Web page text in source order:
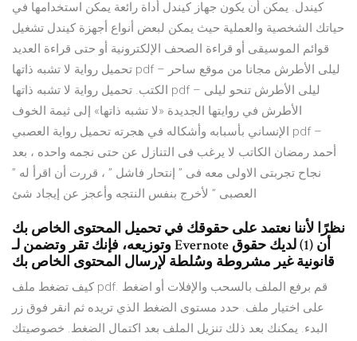
كيندل. يمكن أن يكون جهاز كيندل أداة رائعة يمكن استخدامها في
حياتك الشخصية والعملية حيث يمكن لبعض أنواع أجهزة كيندل تشغيل
قوائم الموسيقى أو قراءة الصحف الإلكترونية أو حتى قراءة العديد
تحميل رواية لا تشبه ذاتها pdf – ليلى الأطرش مجانا من موقع ساحر
الكتب. تحميل رواية لا تشبه ذاتها pdf – ليلى الأطرش تنحو ليلى
الأطرش في روايتها الجديدة «لا تشبه ذاتها» إلى ثيمة الخوف
الإنساني بأسبابه وأشكاله في هجرته تحميل رواية العصبي pdf –
أحمد رمضان الكاتب لا يرغب فى التنازل عن حتى نجمه واحده ، بعد
نجاح تجربتى الاولى معه فى ” إنتحار فاشل ” ، قررت أن اقرأ له ”
العصبى ” لأخرج بنفس النتجه وأعجز عن إيجاد شئ
نظرًا لأننا نعتمد على حقوقك في تحميل المحتوى الخاص بك
وتوزيعه، فإنك تقر وتضمن لـ Evernote أن (1) لديك حقوق
كيف تضغط ملف pdf. قم برفع الملف بالسحب والإفلات أو اضغط
على اختيار ملف. حدد مستوى الضغط الذي تريده ثم انقر فوق زر
البدء. يمكنك بعد ذلك تنزيل الملف بعد اكتمال الضغط. خصوصيتك